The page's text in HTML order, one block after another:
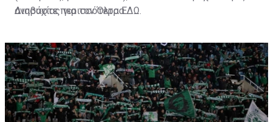
ανησυχίας για τον Όλτρα.
Διαβάστε περισσότεραΕΔΩ